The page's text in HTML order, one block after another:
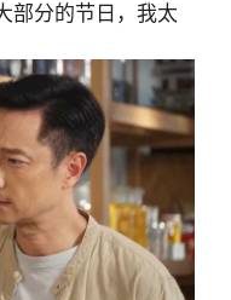
部分的节日，我太